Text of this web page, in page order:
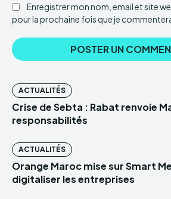
Enregistrer mon nom, email et site
pour la prochaine fois que je
ACTUALITÉS
Crise de Sebta : Rabat renvoie
responsabilités
ACTUALITÉS
Orange Maroc mise sur Smart
digitaliser les entreprises